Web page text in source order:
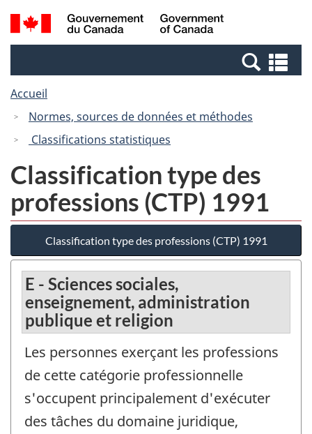
Passer
au
Passer
à
Canada
Recherche
et
et
Accueil
Normes, sources de données et méthodes
Classifications statistiques
Classification type des
professions (CTP) 1991
Classification type des professions (CTP) 1991
E - Sciences sociales,
enseignement, administration
publique et religion
Les personnes exerçant les professions
de cette catégorie professionnelle
s'occupent principalement d'exécuter
des tâches du domaine juridique,